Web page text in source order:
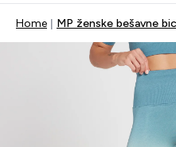
Home MP ženske bešavne